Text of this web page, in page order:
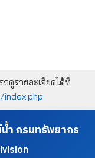
ดูรายละเอียดได้ที่
ำ กรมทรัพยากร